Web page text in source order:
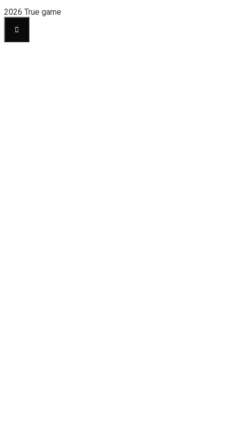
2026 True game